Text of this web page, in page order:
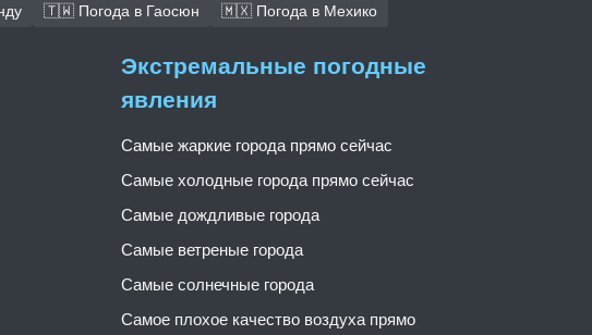
🇹🇼 Погода в Гаосюн 🇲🇽 Погода в Мехико
Экстремальные погодные
явления
Самые жаркие города прямо сейчас
Самые холодные города прямо сейчас
Самые дождливые города
Самые ветреные города
Самые солнечные города
Самое плохое качество воздуха прямо